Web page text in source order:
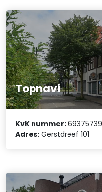
Topnavi
KvK nummer: 69375739
Adres: Gerstdreef 101